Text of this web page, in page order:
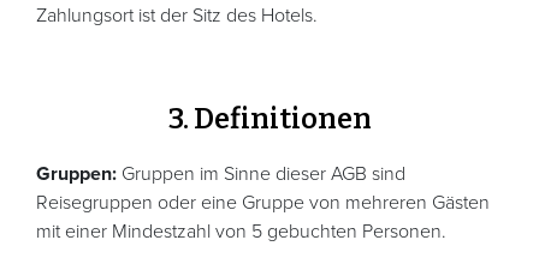
Zahlungsort ist der Sitz des Hotels.
3. Definitionen
Gruppen: Gruppen im Sinne dieser AGB sind
Reisegruppen oder eine Gruppe von mehreren Gästen
mit einer Mindestzahl von 5 gebuchten Personen.